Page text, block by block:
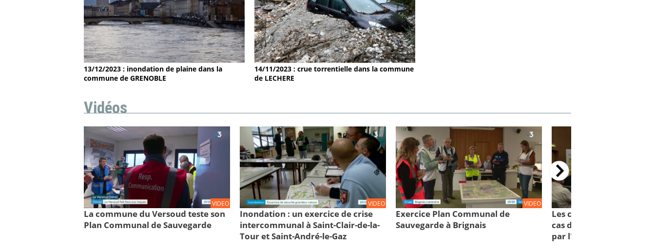
13/12/2023 : inondation de plaine dans la
commune de GRENOBLE
14/11/2023 : crue torrentielle dans la commune
de LECHERE
Vidéos
VIDEO
La commune du Versoud teste son
Plan Communal de Sauvegarde
VIDEO
Inondation : un exercice de crise
intercommunal à Saint-Clair-de-la-
Tour et Saint-André-le-Gaz
VIDEO
Exercice Plan Communal de
Sauvegarde à Brignais
Les comportements à
cas d'inondations : des
par l'IRMa et la mission